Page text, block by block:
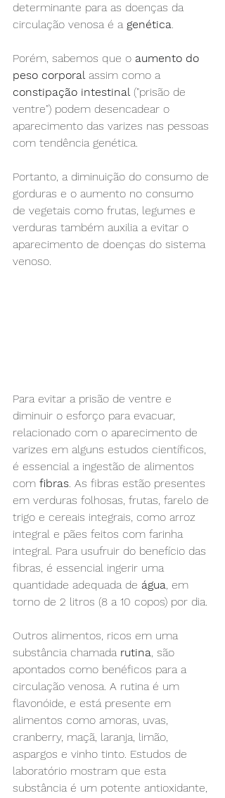
determinante para as doenças da
circulação venosa é a genética.
Porém, sabemos que o aumento do
peso corporal assim como a
constipação intestinal ("prisão de
ventre") podem desencadear o
aparecimento das varizes nas pessoas
com tendência genética.
Portanto, a diminuição do consumo de
gorduras e o aumento no consumo
de vegetais como frutas, legumes e
verduras também auxilia a evitar o
aparecimento de doenças do sistema
venoso.
Para evitar a prisão de ventre e
diminuir o esforço para evacuar,
relacionado com o aparecimento de
varizes em alguns estudos científicos,
é essencial a ingestão de alimentos
com fibras . As fibras estão presentes
em verduras folhosas, frutas, farelo de
trigo e cereais integrais, como arroz
integral e pães feitos com farinha
integral. Para usufruir do benefício das
fibras, é essencial ingerir uma
quantidade adequada de água , em
torno de 2 litros (8 a 10 copos) por dia.
Outros alimentos, ricos em uma
substância chamada rutina , são
apontados como benéficos para a
circulação venosa. A rutina é um
flavonóide, e está presente em
alimentos como amoras, uvas,
cranberry, maçã, laranja, limão,
aspargos e vinho tinto. Estudos de
laboratório mostram que esta
substância é um potente antioxidante,